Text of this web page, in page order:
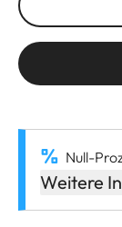
Null-
Weitere